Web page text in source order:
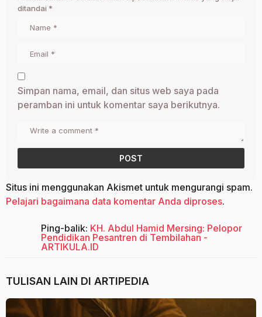
ditandai *
Simpan nama, email, dan situs web saya pada
peramban ini untuk komentar saya berikutnya.
Situs ini menggunakan Akismet untuk mengurangi spam.
Pelajari bagaimana data komentar Anda diproses.
Ping-balik: KH. Abdul Hamid Mersing: Pelopor
Pendidikan Pesantren di Tembilahan -
ARTIKULA.ID
TULISAN LAIN DI ARTIPEDIA